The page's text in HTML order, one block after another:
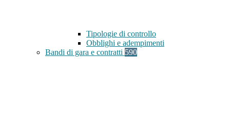
Tipologie di controllo
Obblighi e adempimenti
Bandi di gara e contratti 590